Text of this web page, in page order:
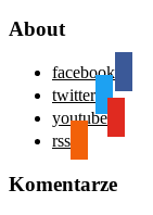
About
facebook
twitter
youtube
rss
Komentarze